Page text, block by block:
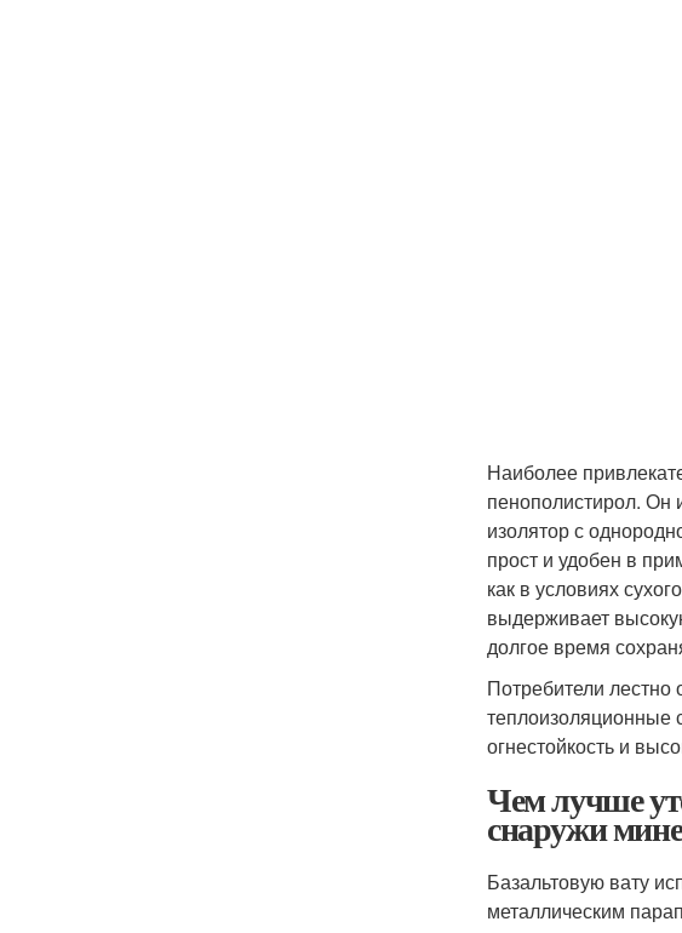
Наиболее
пенополистирол. Он
изолятор с
прост и удобен в
как в условиях
выдерживает
долгое время
Потребители лестно
теплоизоляционные
огнестойкость и
Чем лучше
снаружи
Базальтовую вату
металлическим